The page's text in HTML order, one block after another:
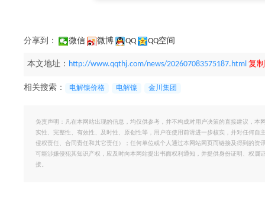
分享到： 微信 微博 QQ QQ空间
本文地址： http://www.qqthj.com/news/202607083575187.html 复
相关搜索： 电解镍价格 电解镍 金川集团
免责声明：凡在本网站出现的信息，均仅供参考，并不构成对用户决策的直接建议，
实性、完整性、有效性、及时性、原创性等，用户在使用前请进一步核实，并对任何
侵权责任、合同责任和其它责任）；任何单位或个人通过本网站网页而链接及得到的
可能涉嫌侵犯其知识产权，应及时向本网站提出书面权利通知，并提供身份证明、权
接。